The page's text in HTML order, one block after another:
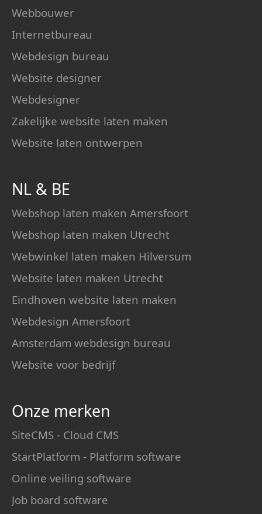
Webbouwer
Internetbureau
Webdesign bureau
Website designer
Webdesigner
Zakelijke website laten maken
Website laten ontwerpen
NL & BE
Webshop laten maken Amersfoort
Webshop laten maken Utrecht
Webwinkel laten maken Hilversum
Website laten maken Utrecht
Eindhoven website laten maken
Webdesign Amersfoort
Amsterdam webdesign bureau
Website voor bedrijf
Onze merken
SiteCMS - Cloud CMS
StartPlatform - Platform software
Online veiling software
Job board software